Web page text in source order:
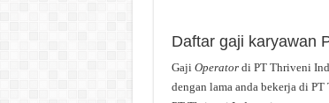
Daftar gaji karyawan
Gaji Operator di PT Thriveni
dengan lama anda bekerja di